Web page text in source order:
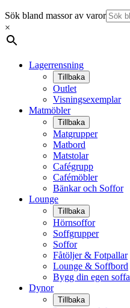
Sök bland massor av varor
×
Lagerrensning
Tillbaka
Outlet
Visningsexemplar
Matmöbler
Tillbaka
Matgrupper
Matbord
Matstolar
Cafégrupp
Cafémöbler
Bänkar och Soffor
Lounge
Tillbaka
Hörnsoffor
Soffgrupper
Soffor
Fåtöljer & Fotpallar
Lounge & Soffbord
Bygg din egen soffa
Dynor
Tillbaka